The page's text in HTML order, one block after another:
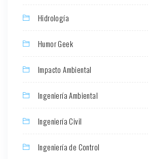
Hidrología
Humor Geek
Impacto Ambiental
Ingeniería Ambiental
Ingeniería Civil
Ingeniería de Control